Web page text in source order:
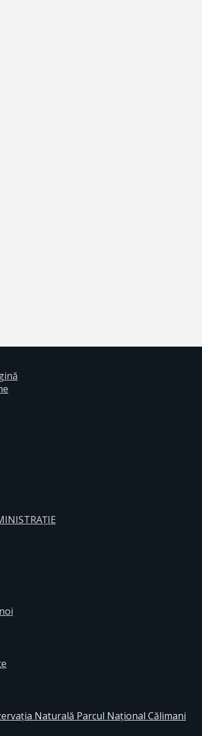
Naturală Parcul Naţional Călimani